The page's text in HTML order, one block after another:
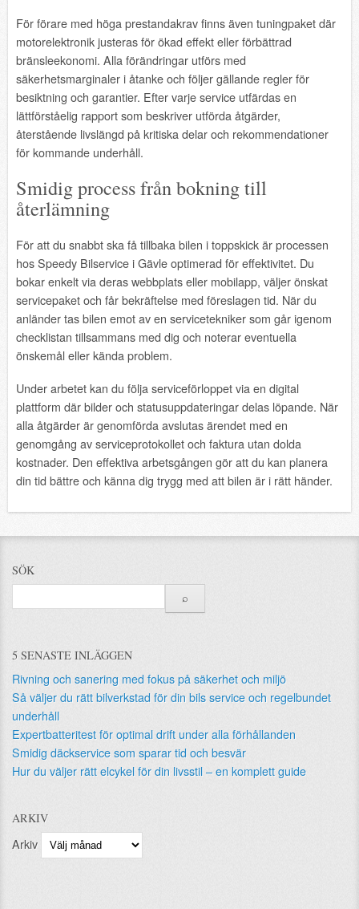
För förare med höga prestandakrav finns även tuningpaket där
motorelektronik justeras för ökad effekt eller förbättrad
bränsleekonomi. Alla förändringar utförs med
säkerhetsmarginaler i åtanke och följer gällande regler för
besiktning och garantier. Efter varje service utfärdas en
lättförståelig rapport som beskriver utförda åtgärder,
återstående livslängd på kritiska delar och rekommendationer
för kommande underhåll.
Smidig process från bokning till
återlämning
För att du snabbt ska få tillbaka bilen i toppskick är processen
hos Speedy Bilservice i Gävle optimerad för effektivitet. Du
bokar enkelt via deras webbplats eller mobilapp, väljer önskat
servicepaket och får bekräftelse med föreslagen tid. När du
anländer tas bilen emot av en servicetekniker som går igenom
checklistan tillsammans med dig och noterar eventuella
önskemål eller kända problem.
Under arbetet kan du följa serviceförloppet via en digital
plattform där bilder och statusuppdateringar delas löpande. När
alla åtgärder är genomförda avslutas ärendet med en
genomgång av serviceprotokollet och faktura utan dolda
kostnader. Den effektiva arbetsgången gör att du kan planera
din tid bättre och känna dig trygg med att bilen är i rätt händer.
SÖK
5 SENASTE INLÄGGEN
Rivning och sanering med fokus på säkerhet och miljö
Så väljer du rätt bilverkstad för din bils service och regelbundet
underhåll
Expertbatteritest för optimal drift under alla förhållanden
Smidig däckservice som sparar tid och besvär
Hur du väljer rätt elcykel för din livsstil – en komplett guide
ARKIV
Arkiv